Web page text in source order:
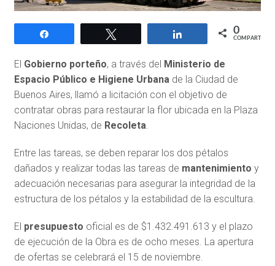
Compartir 0
COMPARTIR
El Gobierno porteño, a través del Ministerio de
Espacio Público e Higiene Urbana de la Ciudad de
Buenos Aires, llamó a licitación con el objetivo de
contratar obras para restaurar la flor ubicada en la Plaza
Naciones Unidas, de Recoleta
Entre las tareas, se deben reparar los dos pétalos
dañados y realizar todas las tareas de mantenimiento y
adecuación necesarias para asegurar la integridad de la
estructura de los pétalos y la estabilidad de la escultura.
El presupuesto oficial es de $1.432.491.613 y el plazo
de ejecución de la Obra es de ocho meses. La apertura
de ofertas se celebrará el 15 de noviembre.